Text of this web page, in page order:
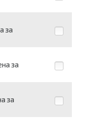
за
за
за